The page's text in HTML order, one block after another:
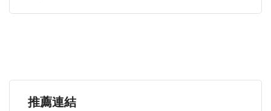
推薦連結